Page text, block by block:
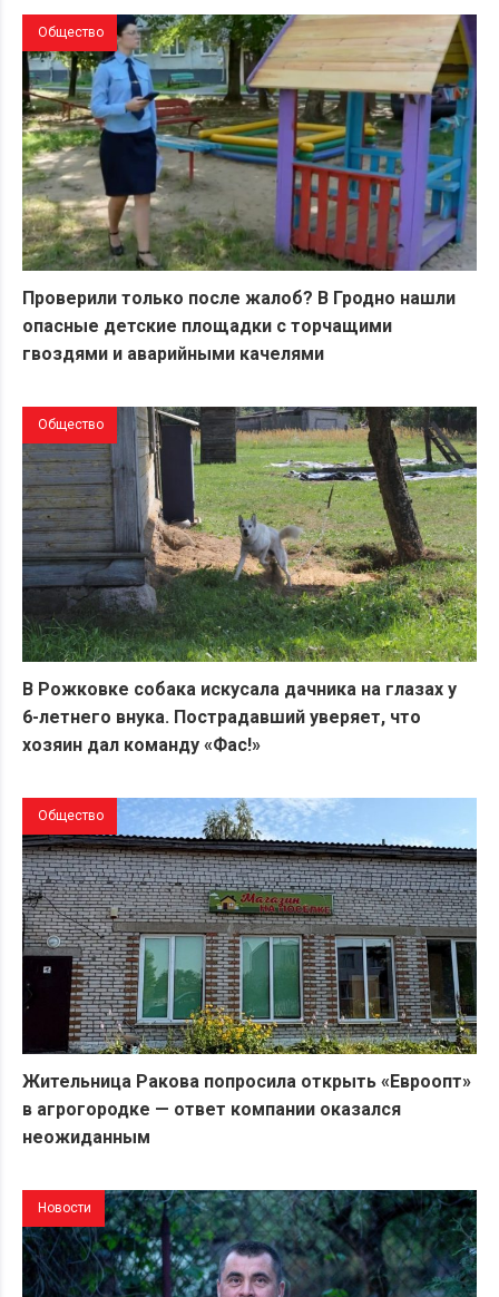
Общество
Проверили только после жалоб? В Гродно нашли
опасные детские площадки с торчащими
гвоздями и аварийными качелями
Общество
В Рожковке собака искусала дачника на глазах у
6-летнего внука. Пострадавший уверяет, что
хозяин дал команду «Фас!»
Общество
Жительница Ракова попросила открыть «Евроопт»
в агрогородке — ответ компании оказался
неожиданным
Новости